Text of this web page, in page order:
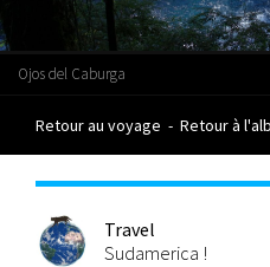
Ojos del Caburga
Retour au voyage - Retour à
Travel
Sudamerica !